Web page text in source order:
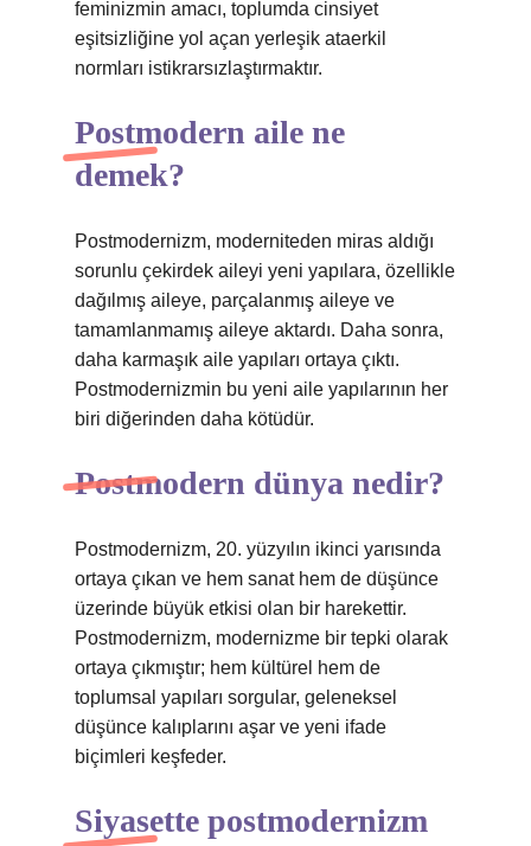
feminizmin amacı, toplumda cinsiyet
eşitsizliğine yol açan yerleşik ataerkil
normları istikrarsızlaştırmaktır.
Postmodern aile ne
demek?
Postmodernizm, moderniteden miras aldığı
sorunlu çekirdek aileyi yeni yapılara, özellikle
dağılmış aileye, parçalanmış aileye ve
tamamlanmamış aileye aktardı. Daha sonra,
daha karmaşık aile yapıları ortaya çıktı.
Postmodernizmin bu yeni aile yapılarının her
biri diğerinden daha kötüdür.
Postmodern dünya nedir?
Postmodernizm, 20. yüzyılın ikinci yarısında
ortaya çıkan ve hem sanat hem de düşünce
üzerinde büyük etkisi olan bir harekettir.
Postmodernizm, modernizme bir tepki olarak
ortaya çıkmıştır; hem kültürel hem de
toplumsal yapıları sorgular, geleneksel
düşünce kalıplarını aşar ve yeni ifade
biçimleri keşfeder.
Siyasette postmodernizm